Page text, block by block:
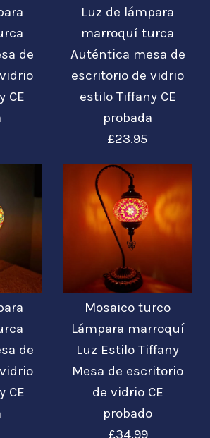
de mesa
de
turco Vidrio
G1
£27.95
→
de mesa
cisne
turco
→
de
CE
/ /3
de lámpara
turca
mesa de
de vidrio
Luz de lámpara
marroquí turca
Auténtica mesa de
escritorio de vidrio
estilo Tiffany CE
probada
£23.95
/ 3 /4
de lámpara
turca
mesa de
de vidrio
de
CE
Mosaico turco
Lámpara marroquí
Luz Estilo Tiffany
Mesa de escritorio
de vidrio CE
probado
£34.99